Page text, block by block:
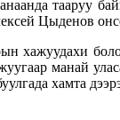
тааруу
Цыденов
хажуудахи
манай
хамта